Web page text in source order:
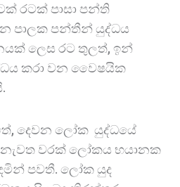
රටක් පාසා පන්ති
පාලක පන්තීන් යුද්ධය
ලෙස රට තුලත්, ඉන්
කරා වන වෛෂයික
දෙවන ලෝක යුද්ධයේ
වරක් ලෝකය භයානක
පවතී. ලෝක යුද